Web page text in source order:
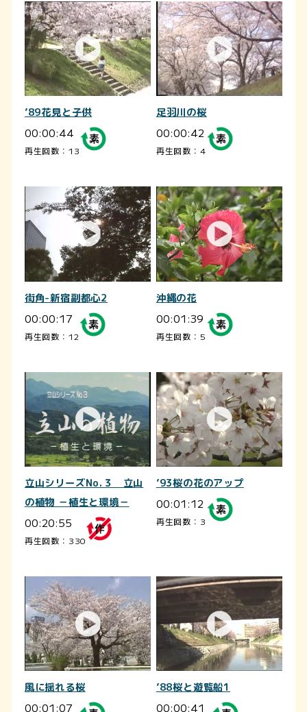
’89花見と子供
00:00:44
再生回数：13
足羽川の桜
00:00:42
再生回数：4
街角-新宿副都心2
00:00:17
再生回数：12
沖縄の花
00:01:39
再生回数：5
立山シリーズNo.３ 立山
の植物 －植生と環境－
00:20:55
再生回数：330
’93桜の花のアップ
00:01:12
再生回数：3
風に揺れる桜
00:01:07
’88桜と遊覧船1
00:00:41